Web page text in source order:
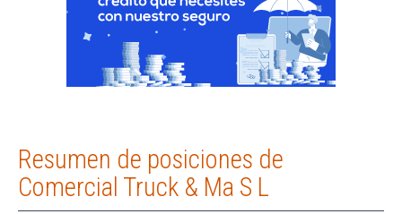
Resumen de posiciones de
Comercial Truck & Ma S L